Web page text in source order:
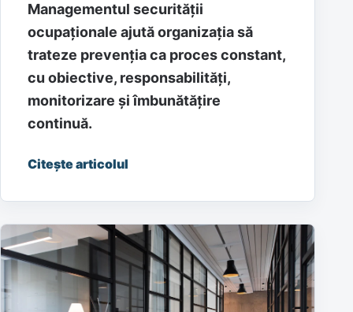
Managementul securității
ocupaționale ajută organizația să
trateze prevenția ca proces constant,
cu obiective, responsabilități,
monitorizare și îmbunătățire
continuă.
Citește articolul